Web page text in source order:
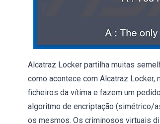
Alcatraz Locker partilha muitas
como acontece com Alcatraz Locker,
ficheiros da vítima e fazem um
algoritmo de encriptação (simétrico/
os mesmos. Os criminosos virtuais